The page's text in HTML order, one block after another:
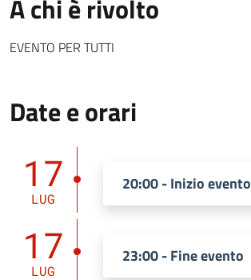
A chi è rivolto
EVENTO PER TUTTI
Date e orari
17
LUG
20:00 - Inizio evento
17
LUG
23:00 - Fine evento